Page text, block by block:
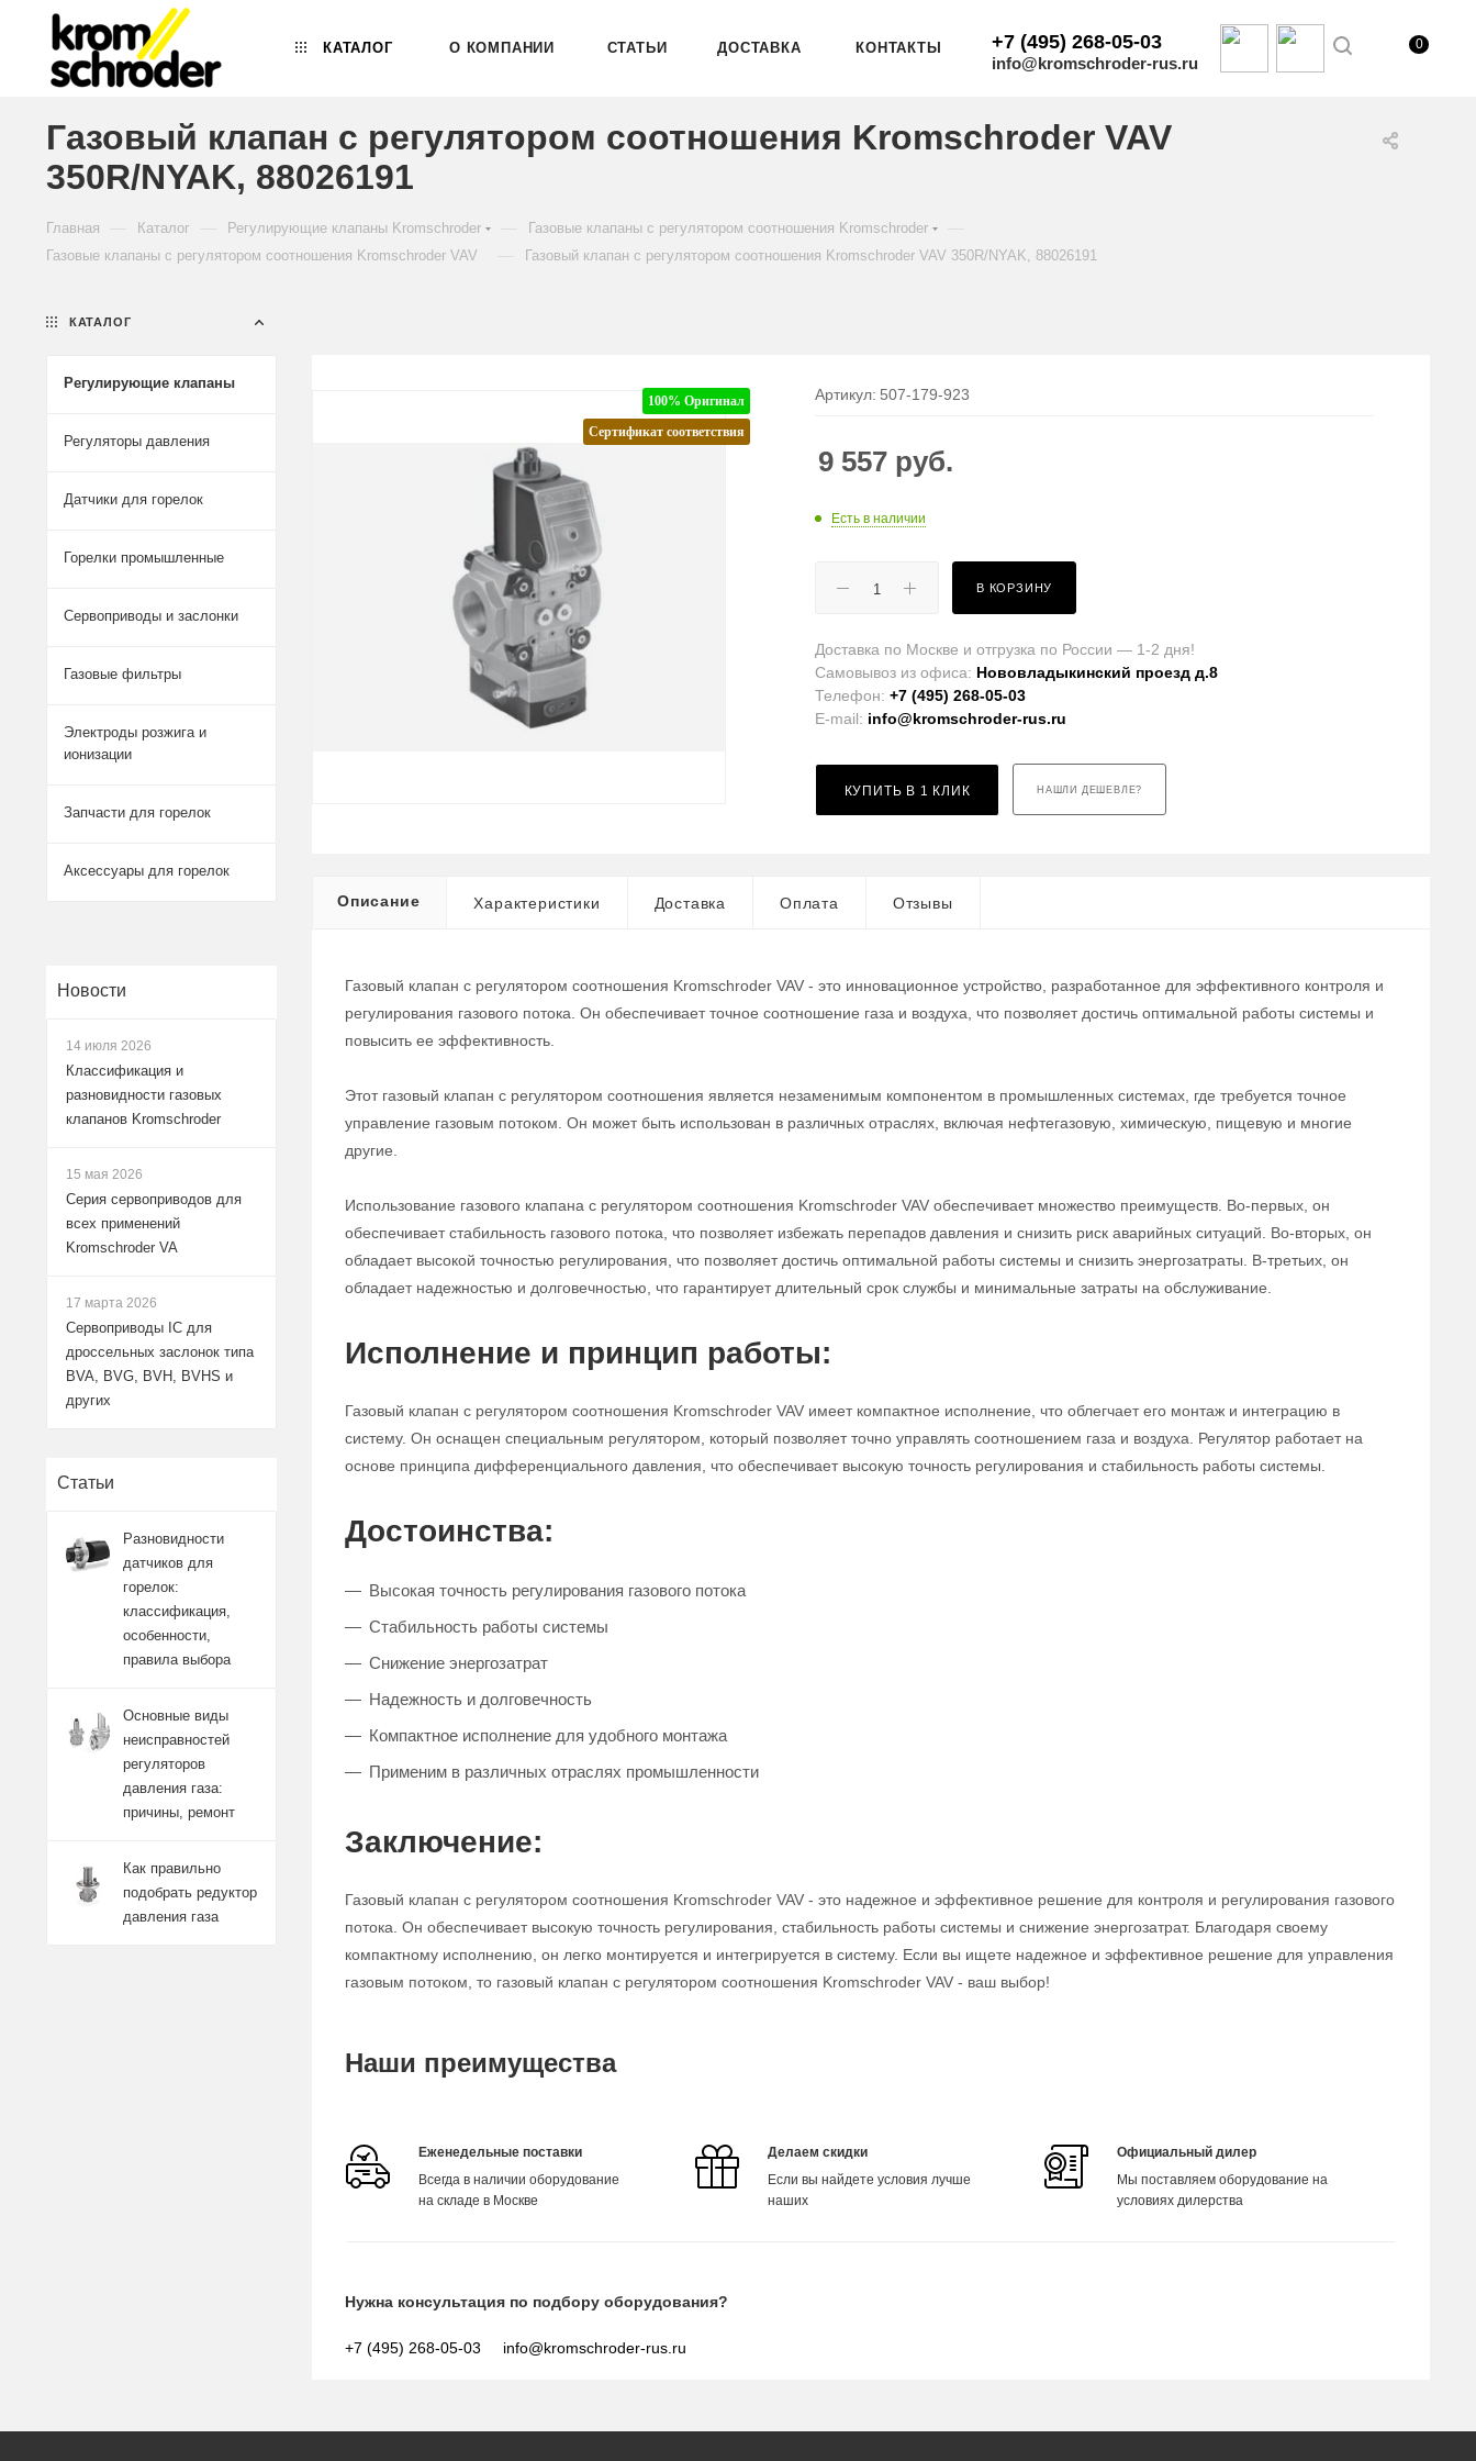
КАТАЛОГ О КОМПАНИИ СТАТЬИ ДОСТАВКА КОНТАКТЫ +7 (495) 268-05-03
info@kromschroder-rus.ru
0
Газовый клапан с регулятором соотношения Kromschroder VAV
350R/NYAK, 88026191
Главная Каталог Регулирующие клапаны Kromschroder Газовые клапаны с регулятором соотношения Kromschroder
Газовые клапаны с регулятором соотношения Kromschroder VAV Газовый клапан с регулятором соотношения Kromschroder VAV 350R/NYAK, 88026191
100% Оригинал
Сертификат соответствия
Артикул: 507-179-923
9 557 руб.
Есть в наличии
В КОРЗИНУ
Доставка по Москве и отгрузка по России — 1-2 дня!
Самовывоз из офиса: Нововладыкинский проезд д.8
Телефон:+7 (495) 268-05-03
E-mail: info@kromschroder-rus.ru
КУПИТЬ В 1 КЛИК НАШЛИ ДЕШЕВЛЕ?
Описание Характеристики Доставка Оплата Отзывы
Газовый клапан с регулятором соотношения Kromschroder VAV - это инновационное устройство, разработанное для эффективного контроля и
регулирования газового потока. Он обеспечивает точное соотношение газа и воздуха, что позволяет достичь оптимальной работы системы и
повысить ее эффективность.
Этот газовый клапан с регулятором соотношения является незаменимым компонентом в промышленных системах, где требуется точное
управление газовым потоком. Он может быть использован в различных отраслях, включая нефтегазовую, химическую, пищевую и многие
другие.
Использование газового клапана с регулятором соотношения Kromschroder VAV обеспечивает множество преимуществ. Во-первых, он
обеспечивает стабильность газового потока, что позволяет избежать перепадов давления и снизить риск аварийных ситуаций. Во-вторых, он
обладает высокой точностью регулирования, что позволяет достичь оптимальной работы системы и снизить энергозатраты. В-третьих, он
обладает надежностью и долговечностью, что гарантирует длительный срок службы и минимальные затраты на обслуживание.
Исполнение и принцип работы:
Газовый клапан с регулятором соотношения Kromschroder VAV имеет компактное исполнение, что облегчает его монтаж и интеграцию в
систему. Он оснащен специальным регулятором, который позволяет точно управлять соотношением газа и воздуха. Регулятор работает на
основе принципа дифференциального давления, что обеспечивает высокую точность регулирования и стабильность работы системы.
Достоинства:
Высокая точность регулирования газового потока
Стабильность работы системы
Снижение энергозатрат
Надежность и долговечность
Компактное исполнение для удобного монтажа
Применим в различных отраслях промышленности
Заключение:
Газовый клапан с регулятором соотношения Kromschroder VAV - это надежное и эффективное решение для контроля и регулирования газового
потока. Он обеспечивает высокую точность регулирования, стабильность работы системы и снижение энергозатрат. Благодаря своему
компактному исполнению, он легко монтируется и интегрируется в систему. Если вы ищете надежное и эффективное решение для управления
газовым потоком, то газовый клапан с регулятором соотношения Kromschroder VAV - ваш выбор!
Наши преимущества
Еженедельные поставки
Всегда в наличии оборудование
на складе в Москве
Делаем скидки
Если вы найдете условия лучше
наших
Официальный дилер
Мы поставляем оборудование на
условиях дилерства
Нужна консультация по подбору оборудования?
+7 (495) 268-05-03 info@kromschroder-rus.ru
КАТАЛОГ
Регулирующие клапаны
Регуляторы давления
Датчики для горелок
Горелки промышленные
Сервоприводы и заслонки
Газовые фильтры
Электроды розжига и
ионизации
Запчасти для горелок
Аксессуары для горелок
Новости
14 июля 2026
Классификация и
разновидности газовых
клапанов Kromschroder
15 мая 2026
Серия сервоприводов для
всех применений
Kromschroder VA
17 марта 2026
Сервоприводы IC для
дроссельных заслонок типа
BVA, BVG, BVH, BVHS и
других
Статьи
Разновидности
датчиков для
горелок:
классификация,
особенности,
правила выбора
Основные виды
неисправностей
регуляторов
давления газа:
причины, ремонт
Как правильно
подобрать редуктор
давления газа